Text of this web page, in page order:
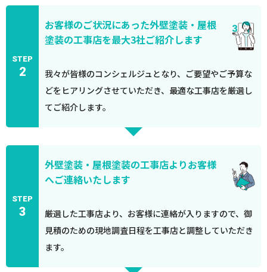
STEP
2
お客様のご状況にあった外壁塗装・屋根
塗装の工事店を最大3社ご紹介します
我々が皆様のコンシェルジュとなり、ご要望やご予算な
どをヒアリングさせていただき、最適な工事店を厳選し
てご紹介します。
STEP
3
外壁塗装・屋根塗装の工事店よりお客様
へご連絡いたします
厳選した工事店より、お客様に連絡が入りますので、御
見積のための現地調査日程を工事店と調整していただき
ます。